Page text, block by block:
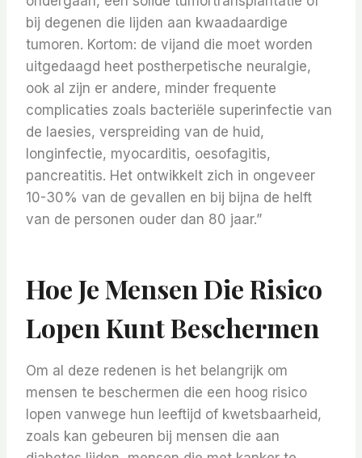
bij degenen die lijden aan kwaadaardige
tumoren. Kortom: de vijand die moet worden
uitgedaagd heet postherpetische neuralgie,
ook al zijn er andere, minder frequente
complicaties zoals bacteriële superinfectie van
de laesies, verspreiding van de huid,
longinfectie, myocarditis, oesofagitis,
pancreatitis. Het ontwikkelt zich in ongeveer
10-30% van de gevallen en bij bijna de helft
van de personen ouder dan 80 jaar.”
Hoe Je Mensen Die Risico
Lopen Kunt Beschermen
Om al deze redenen is het belangrijk om
mensen te beschermen die een hoog risico
lopen vanwege hun leeftijd of kwetsbaarheid,
zoals kan gebeuren bij mensen die aan